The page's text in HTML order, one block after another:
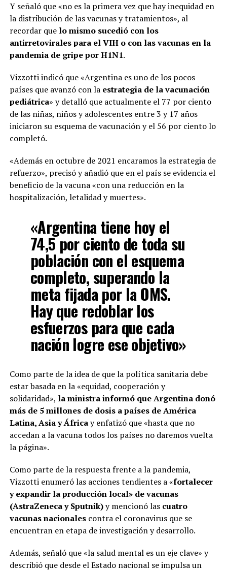
Y señaló que «no es la primera vez que hay inequidad en
la distribución de las vacunas y tratamientos», al
recordar que lo mismo sucedió con los
antirretovirales para el VIH o con las vacunas en la
pandemia de gripe por H1N1.
Vizzotti indicó que «Argentina es uno de los pocos
países que avanzó con la estrategia de la vacunación
pediátrica» y detalló que actualmente el 77 por ciento
de las niñas, niños y adolescentes entre 3 y 17 años
iniciaron su esquema de vacunación y el 56 por ciento lo
completó.
«Además en octubre de 2021 encaramos la estrategia de
refuerzo», precisó y añadió que en el país se evidencia el
beneficio de la vacuna «con una reducción en la
hospitalización, letalidad y muertes».
«Argentina tiene hoy el
74,5 por ciento de toda su
población con el esquema
completo, superando la
meta fijada por la OMS.
Hay que redoblar los
esfuerzos para que cada
nación logre ese objetivo»
Como parte de la idea de que la política sanitaria debe
estar basada en la «equidad, cooperación y
solidaridad», la ministra informó que Argentina donó
más de 5 millones de dosis a países de América
Latina, Asia y Áfricay enfatizó que «hasta que no
accedan a la vacuna todos los países no daremos vuelta
la página».
Como parte de la respuesta frente a la pandemia,
Vizzotti enumeró las acciones tendientes a «fortalecer
y expandir la producción local» de vacunas
(AstraZeneca y Sputnik)y mencionó las cuatro
vacunas nacionalescontra el coronavirus que se
encuentran en etapa de investigación y desarrollo.
Además, señaló que «la salud mental es un eje clave» y
describió que desde el Estado nacional se impulsa un